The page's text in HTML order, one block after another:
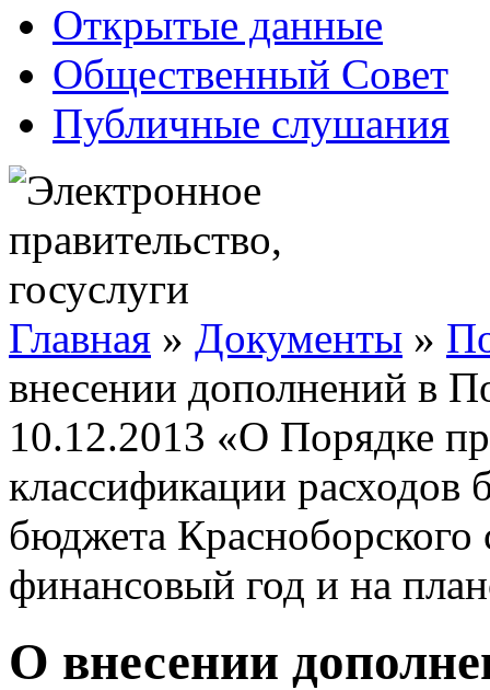
Открытые данные
Общественный Совет
Публичные слушания
Главная » Документы »
внесении дополнений в
10.12.2013 «О Порядке
классификации
бюджета Красноборского
финансовый год и на
О внесении